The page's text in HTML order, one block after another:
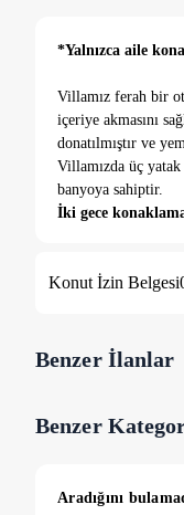
*Yalnızca aile
Villamız ferah bir
içeriye akmasını
donatılmıştır ve
Villamızda üç
banyoya sahiptir.
İki gece
Serik Belek'teki bu
Konut İzin Belgesi
Benzer İlanlar
Benzer
Aradığını